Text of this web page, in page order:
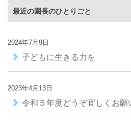
最近の園長のひとりごと
2024年7月9日
子どもに生きる力を
2023年4月13日
令和５年度どうぞ宜しくお願